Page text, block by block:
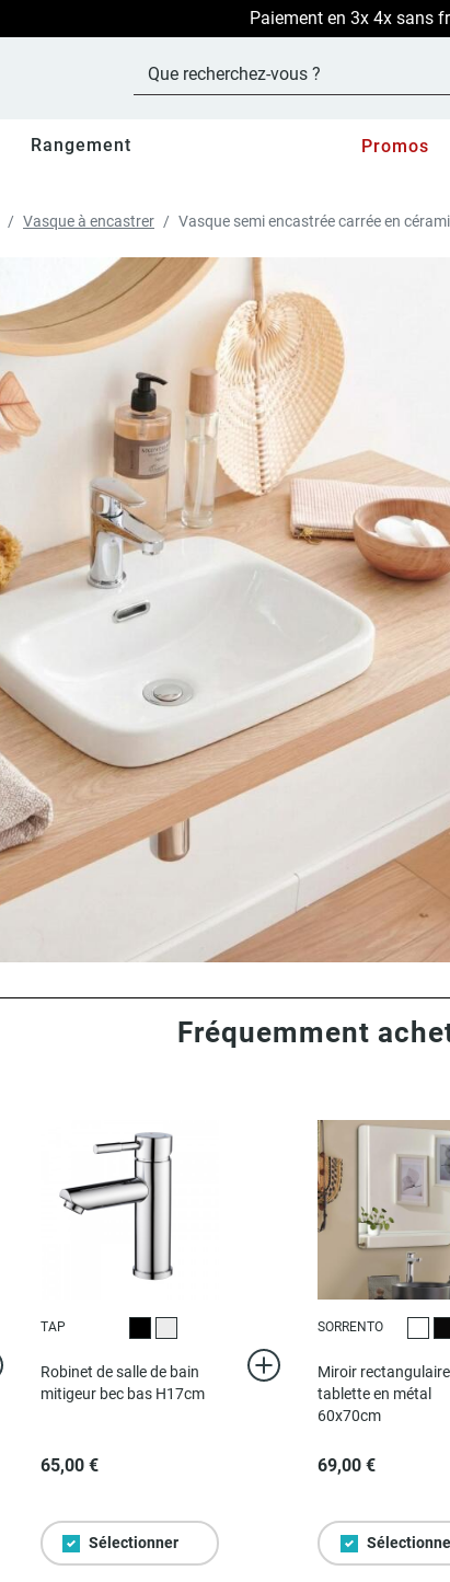
LIVRAISON OFFERTE
Rangement Promos
Vasque à encastrer Vasque semi encastrée carrée en
Fréquemment
TAP
NoirChromé
Robinet de salle de bain
mitigeur bec bas H17cm
65,00 €
Sélectionner
SORRENTO
Miroir
tablette en métal
60x70cm
69,00 €